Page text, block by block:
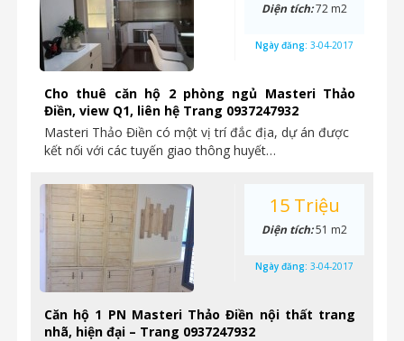
Cho thuê căn hộ 2 phòng ngủ Masteri Thảo
Điền, view Q1, liên hệ Trang 0937247932
Masteri Thảo Điền có một vị trí đắc địa, dự án được
kết nối với các tuyến giao thông huyết…
Diện tích:72 m2
Ngày đăng: 3-04-2017
Căn hộ 1 PN Masteri Thảo Điền nội thất trang
nhã, hiện đại – Trang 0937247932
15 Triệu
Diện tích:51 m2
Ngày đăng: 3-04-2017